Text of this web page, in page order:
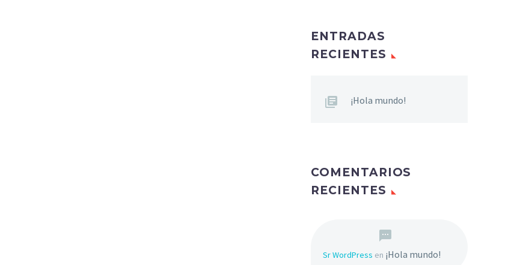
ENTRADAS
RECIENTES
¡Hola mundo!
COMENTARIOS
RECIENTES
Sr WordPress en ¡Hola mundo!